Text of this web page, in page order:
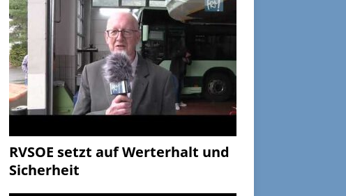
RVSOE setzt auf Werterhalt und
Sicherheit